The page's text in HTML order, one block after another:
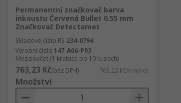
Permanentní značkovač barva
inkoustu Červená Bullet 0.55 mm
Značkovač Detectamet
Skladové číslo RS 234-0794
Výrobní číslo 147-A06-P03
Mezisoučet (1 krabice po 10 kusech)
763,23 Kč(bez DPH) 763,23 Kč/krabice
Množství